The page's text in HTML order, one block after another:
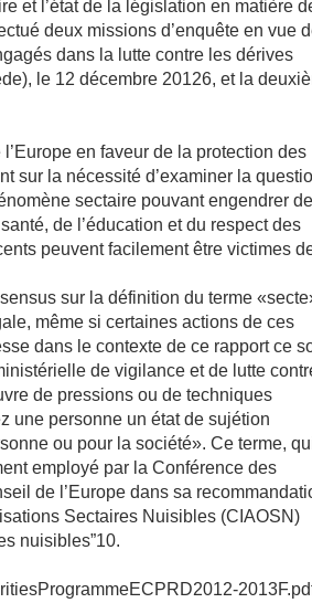
et l’état de la législation en matière
deux missions d’enquête en vue
dans la lutte contre les dérives
le 12 décembre 20126, et la
en faveur de la protection des
sur la nécessité d’examiner la
sectaire pouvant engendrer
de l’éducation et du respect des
peuvent facilement être victimes
sur la définition du terme
même si certaines actions de ces
dans le contexte de ce rapport ce
de vigilance et de lutte
de pressions ou de techniques
une personne un état de sujétion
ou pour la société». Ce terme,
employé par la Conférence des
de l’Europe dans sa
Sectaires Nuisibles (CIAOSN)
nuisibles”10.